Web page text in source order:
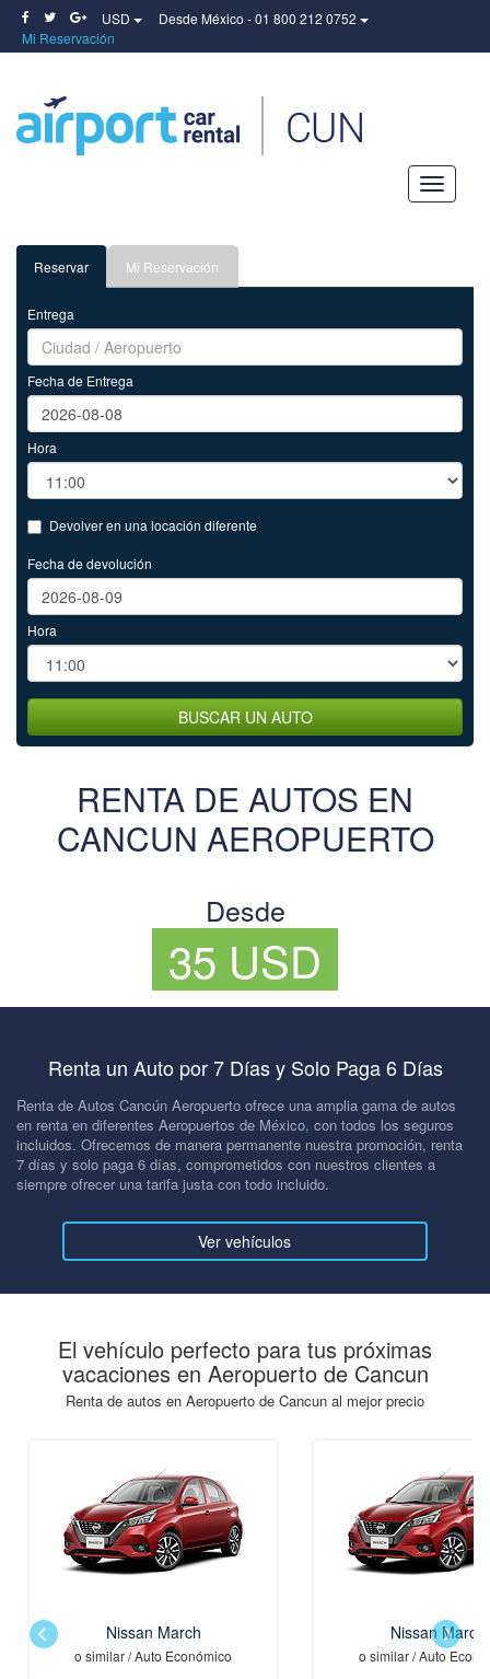
USD
Desde México - 01 800 212 0752
Mi Reservación
Airport
Car
Reservar Mi Reservación
Entrega
Fecha de Entrega
Hora
Devolver en una locación diferente
Fecha de devolución
Hora
BUSCAR UN AUTO
RENTA DE AUTOS EN
CANCUN AEROPUERTO
Desde
35 USD
Renta un Auto por 7 Días y Solo Paga 6 Días
Renta de Autos Cancún Aeropuerto ofrece una amplia gama de autos
en renta en diferentes Aeropuertos de México, con todos los seguros
incluidos. Ofrecemos de manera permanente nuestra promoción, renta
7 días y solo paga 6 días, comprometidos con nuestros clientes a
siempre ofrecer una tarifa justa con todo incluido.
Ver vehículos
El vehículo perfecto para tus próximas
vacaciones en Aeropuerto de Cancun
Renta de autos en Aeropuerto de Cancun al mejor precio
Nissan March
o similar / Auto Económico
Nissan March
o similar / Auto